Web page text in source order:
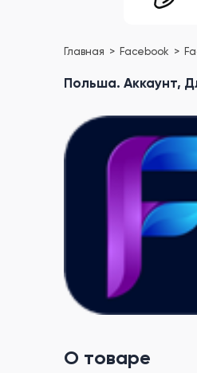
Главная Facebook
Польша. Аккаунт,
О товаре